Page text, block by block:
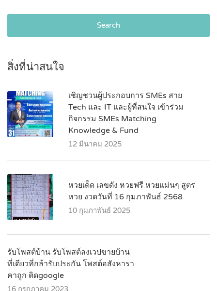
Search
สิ่งที่น่าสนใจ
เชิญชวนผู้ประกอบการ SMEs สาย
Tech และ IT และผู้ที่สนใจ เข้าร่วม
กิจกรรม SMEs Matching
Knowledge & Fund
12 มีนาคม 2025
หวยเด็ด เลขดัง หวยฟรี หวยแม่นๆ สูตร
หวย งวดวันที่ 16 กุมภาพันธ์ 2568
10 กุมภาพันธ์ 2025
รับโพสต์บ้าน รับโพสต์ลงเวปขายบ้าน
ที่เดียวที่กล้ารับประกัน โพสต์อสังหารา
คาถูก ติดgoogle
16 กรกฎาคม 2023